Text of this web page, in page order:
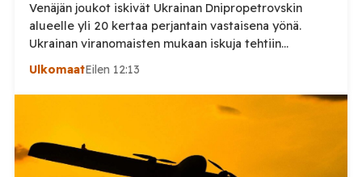
Venäjän joukot iskivät Ukrainan Dnipropetrovskin
alueelle yli 20 kertaa perjantain vastaisena yönä.
Ukrainan viranomaisten mukaan iskuja tehtiin
drooneilla ja tykistöllä viidelle eri alueelle.
alueellisen sotilashallinnon johtaja Oleksandr Hanzha
kertoi perjantaiaamuna 7. elokuuta julkaisemassaan
hyökkäsivät yön aikana yli 20 kertaa viidelle alueelle.
Nikopolin alueella iskuja kohdistui Nikopolin
UlkomaatEilen 12:13